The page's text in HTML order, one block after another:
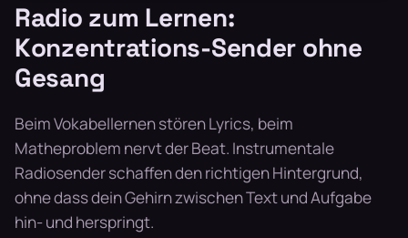
Radio zum Lernen:
Konzentrations-Sender ohne
Gesang
Beim Vokabellernen stören Lyrics, beim
Matheproblem nervt der Beat. Instrumentale
Radiosender schaffen den richtigen Hintergrund,
ohne dass dein Gehirn zwischen Text und Aufgabe
hin- und herspringt.